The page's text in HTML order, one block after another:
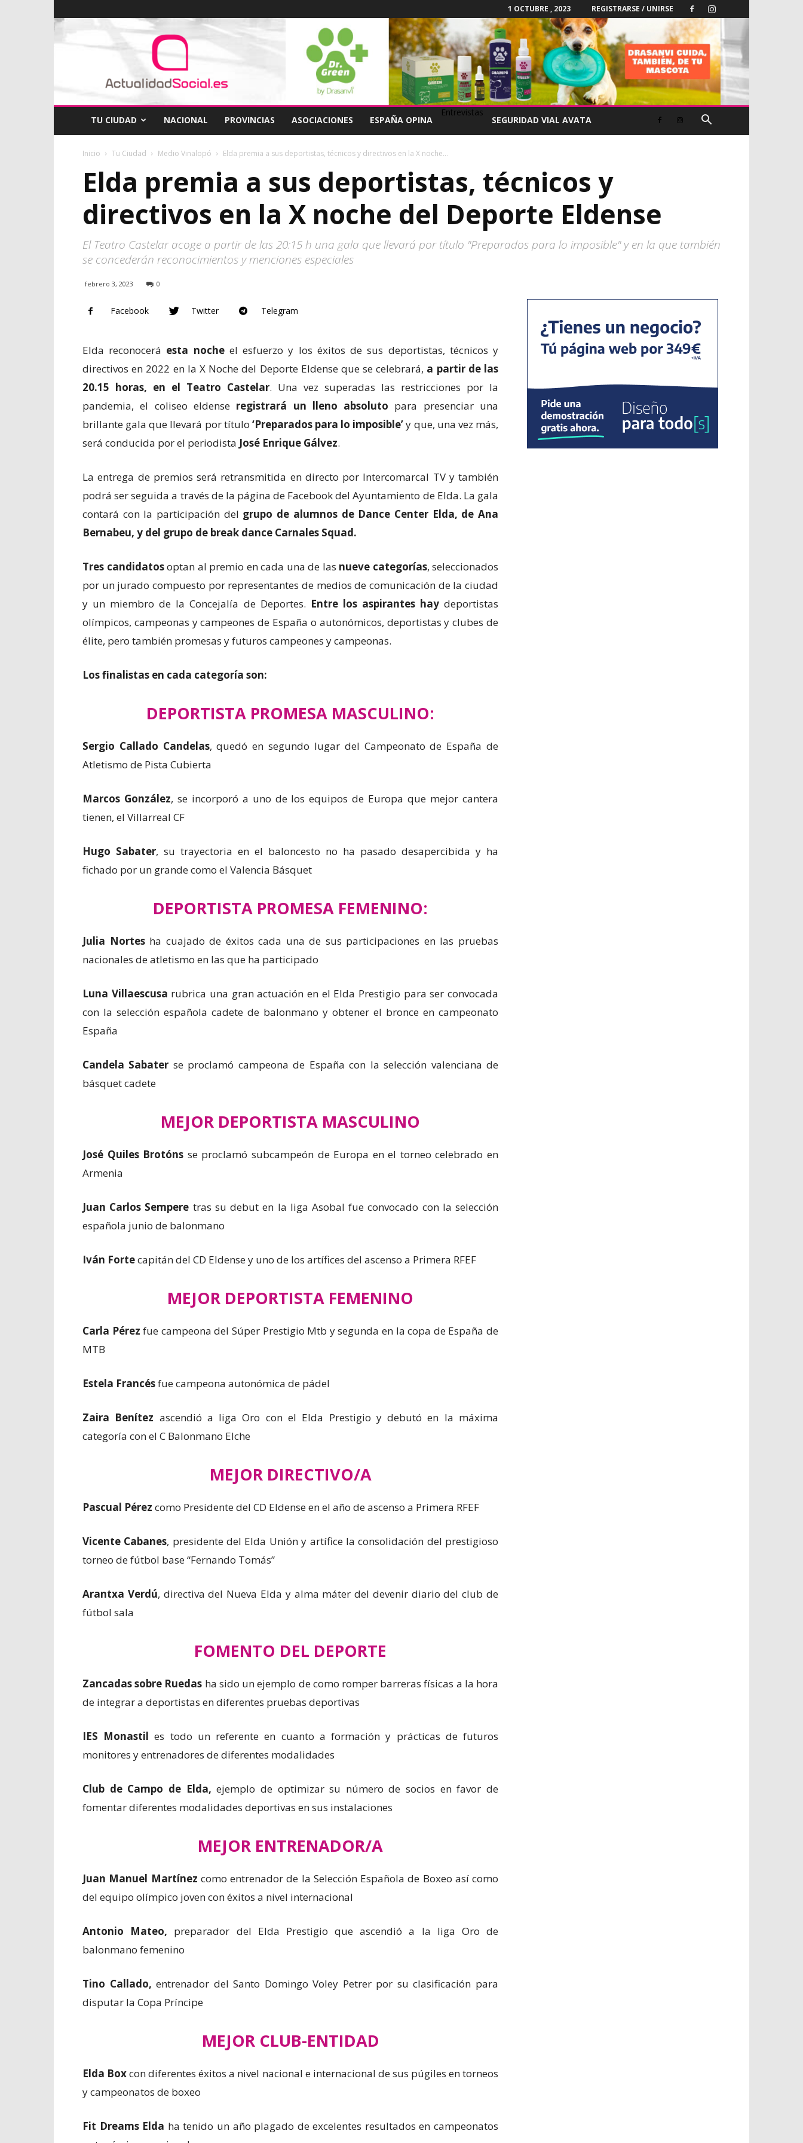
1 OCTUBRE , 2023 REGISTRARSE / UNIRSE
ActualidadSocial
TU CIUDAD NACIONAL PROVINCIAS ASOCIACIONES ESPAÑA OPINA
Entrevistas
SEGURIDAD VIAL AVATA
Inicio Tu Ciudad Medio Vinalopó Elda premia a sus deportistas, técnicos y directivos en la X noche...
Elda premia a sus deportistas, técnicos y
directivos en la X noche del Deporte Eldense
El Teatro Castelar acoge a partir de las 20:15 h una gala que llevará por título "Preparados para lo imposible" y en la que también
se concederán reconocimientos y menciones especiales
febrero 3, 2023 0
Facebook Twitter Telegram
Elda reconocerá esta nocheel esfuerzo y los éxitos de sus deportistas, técnicos y
directivos en 2022 en la X Noche del Deporte Eldense que se celebrará, a partir de las
20.15 horas, en el Teatro Castelar. Una vez superadas las restricciones por la
pandemia, el coliseo eldense registrará un lleno absoluto para presenciar una
brillante gala que llevará por título ‘Preparados para lo imposible’y que, una vez más,
será conducida por el periodista José Enrique Gálvez.
La entrega de premios será retransmitida en directo por Intercomarcal TV y también
podrá ser seguida a través de la página de Facebook del Ayuntamiento de Elda. La gala
contará con la participación del grupo de alumnos de Dance Center Elda, de Ana
Bernabeu, y del grupo de break dance Carnales Squad.
Tres candidatosoptan al premio en cada una de las nueve categorías, seleccionados
por un jurado compuesto por representantes de medios de comunicación de la ciudad
y un miembro de la Concejalía de Deportes. Entre los aspirantes haydeportistas
olímpicos, campeonas y campeones de España o autonómicos, deportistas y clubes de
élite, pero también promesas y futuros campeones y campeonas.
Los finalistas en cada categoría son:
DEPORTISTA PROMESA MASCULINO:
Sergio Callado Candelas, quedó en segundo lugar del Campeonato de España de
Atletismo de Pista Cubierta
Marcos González, se incorporó a uno de los equipos de Europa que mejor cantera
tienen, el Villarreal CF
Hugo Sabater, su trayectoria en el baloncesto no ha pasado desapercibida y ha
fichado por un grande como el Valencia Básquet
DEPORTISTA PROMESA FEMENINO:
Julia Nortesha cuajado de éxitos cada una de sus participaciones en las pruebas
nacionales de atletismo en las que ha participado
Luna Villaescusa rubrica una gran actuación en el Elda Prestigio para ser convocada
con la selección española cadete de balonmano y obtener el bronce en campeonato
España
Candela Sabater se proclamó campeona de España con la selección valenciana de
básquet cadete
MEJOR DEPORTISTA MASCULINO
José Quiles Brotóns se proclamó subcampeón de Europa en el torneo celebrado en
Armenia
Juan Carlos Sempere tras su debut en la liga Asobal fue convocado con la selección
española junio de balonmano
Iván Fortecapitán del CD Eldense y uno de los artífices del ascenso a Primera RFEF
MEJOR DEPORTISTA FEMENINO
Carla Pérez fue campeona del Súper Prestigio Mtb y segunda en la copa de España de
MTB
Estela Francésfue campeona autonómica de pádel
Zaira Benítez ascendió a liga Oro con el Elda Prestigio y debutó en la máxima
categoría con el C Balonmano Elche
MEJOR DIRECTIVO/A
Pascual Pérez como Presidente del CD Eldense en el año de ascenso a Primera RFEF
Vicente Cabanes, presidente del Elda Unión y artífice la consolidación del prestigioso
torneo de fútbol base “Fernando Tomás”
Arantxa Verdú, directiva del Nueva Elda y alma máter del devenir diario del club de
fútbol sala
FOMENTO DEL DEPORTE
Zancadas sobre Ruedas ha sido un ejemplo de como romper barreras físicas a la hora
de integrar a deportistas en diferentes pruebas deportivas
IES Monastil es todo un referente en cuanto a formación y prácticas de futuros
monitores y entrenadores de diferentes modalidades
Club de Campo de Elda, ejemplo de optimizar su número de socios en favor de
fomentar diferentes modalidades deportivas en sus instalaciones
MEJOR ENTRENADOR/A
Juan Manuel Martínez como entrenador de la Selección Española de Boxeo así como
del equipo olímpico joven con éxitos a nivel internacional
Antonio Mateo, preparador del Elda Prestigio que ascendió a la liga Oro de
balonmano femenino
Tino Callado, entrenador del Santo Domingo Voley Petrer por su clasificación para
disputar la Copa Príncipe
MEJOR CLUB-ENTIDAD
Elda Boxcon diferentes éxitos a nivel nacional e internacional de sus púgiles en torneos
y campeonatos de boxeo
Fit Dreams Elda ha tenido un año plagado de excelentes resultados en campeonatos